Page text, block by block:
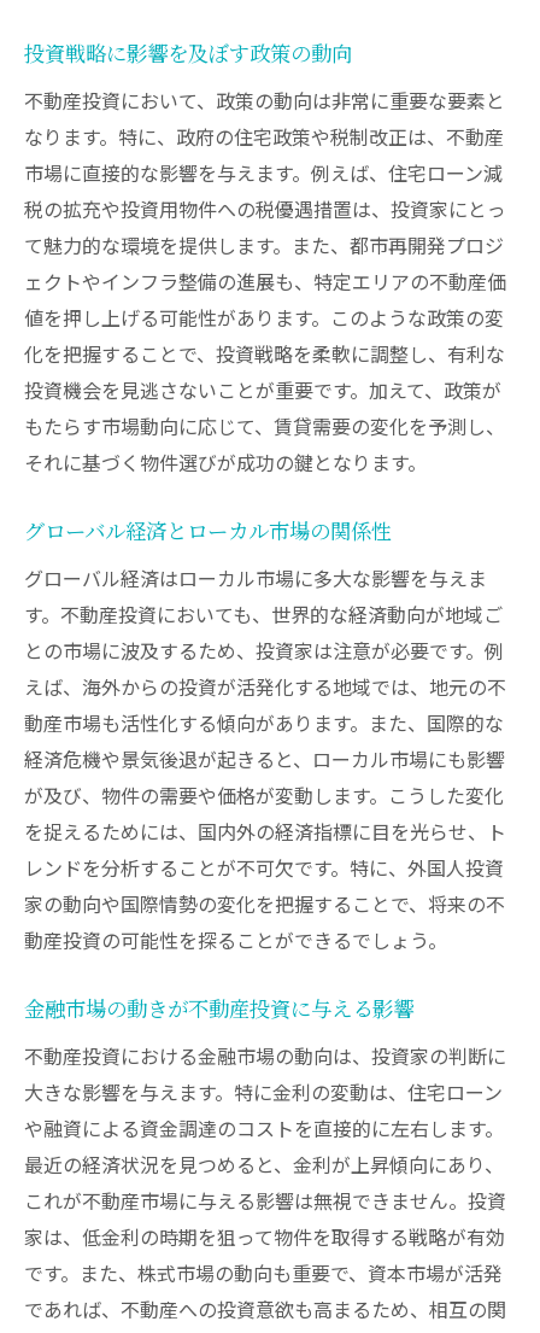
経済データを活用した投資判断の精度向上
指標から見る不動産バブルの兆候
投資リスクを軽減するための指標活用
市場の変化に対応する戦略的投資の重要性
市場変動を乗り越えるための投資戦略
不動産ポートフォリオの柔軟な調整法
競合分析を基にした投資戦略の構築
リスク管理と機動的な投資戦略
トレンドを先取りする投資の重要性
市場の変化を先読みするためのデータ活用
未来の不動産市場を見据えた長期的視点の必要
長期的な不動産投資のメリットとは
未来を見据えた投資ポートフォリオの構築
変化する市場に対応するための長期計画
持続的成長を目指す投資戦略の策定
未来の市場トレンドを予測する方法
不動産投資で長期的な価値を引き出す
競合他社の動きから学ぶ今後の投資エリア特定
競合分析を基にした市場機会の発見
競合の戦略から学ぶ成功の秘訣
競合が注目するエリアとその理由
市場における競合のポジションと差別化
競合の動向を活用した投資先の選定
投資戦略に影響を及ぼす政策の動向
不動産投資において、政策の動向は非常に重要な要素と
なります。特に、政府の住宅政策や税制改正は、不動産
市場に直接的な影響を与えます。例えば、住宅ローン減
税の拡充や投資用物件への税優遇措置は、投資家にとっ
て魅力的な環境を提供します。また、都市再開発プロジ
ェクトやインフラ整備の進展も、特定エリアの不動産価
値を押し上げる可能性があります。このような政策の変
化を把握することで、投資戦略を柔軟に調整し、有利な
投資機会を見逃さないことが重要です。加えて、政策が
もたらす市場動向に応じて、賃貸需要の変化を予測し、
それに基づく物件選びが成功の鍵となります。
グローバル経済とローカル市場の関係性
グローバル経済はローカル市場に多大な影響を与えま
す。不動産投資においても、世界的な経済動向が地域ご
との市場に波及するため、投資家は注意が必要です。例
えば、海外からの投資が活発化する地域では、地元の不
動産市場も活性化する傾向があります。また、国際的な
経済危機や景気後退が起きると、ローカル市場にも影響
が及び、物件の需要や価格が変動します。こうした変化
を捉えるためには、国内外の経済指標に目を光らせ、ト
レンドを分析することが不可欠です。特に、外国人投資
家の動向や国際情勢の変化を把握することで、将来の不
動産投資の可能性を探ることができるでしょう。
金融市場の動きが不動産投資に与える影響
不動産投資における金融市場の動向は、投資家の判断に
大きな影響を与えます。特に金利の変動は、住宅ローン
や融資による資金調達のコストを直接的に左右します。
最近の経済状況を見つめると、金利が上昇傾向にあり、
これが不動産市場に与える影響は無視できません。投資
家は、低金利の時期を狙って物件を取得する戦略が有効
です。また、株式市場の動向も重要で、資本市場が活発
であれば、不動産への投資意欲も高まるため、相互の関